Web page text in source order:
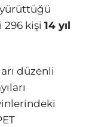
yürüttüğü
296 kişi 14 yıl
düzenli